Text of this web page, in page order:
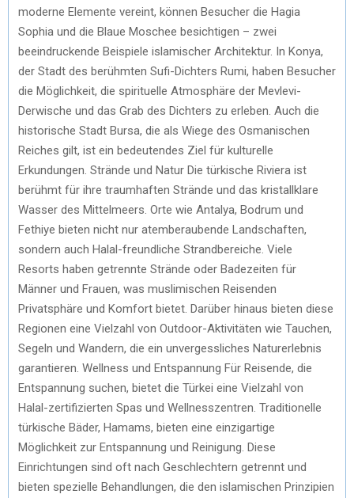
moderne Elemente vereint, können Besucher die Hagia
Sophia und die Blaue Moschee besichtigen – zwei
beeindruckende Beispiele islamischer Architektur. In Konya,
der Stadt des berühmten Sufi-Dichters Rumi, haben Besucher
die Möglichkeit, die spirituelle Atmosphäre der Mevlevi-
Derwische und das Grab des Dichters zu erleben. Auch die
historische Stadt Bursa, die als Wiege des Osmanischen
Reiches gilt, ist ein bedeutendes Ziel für kulturelle
Erkundungen. Strände und Natur Die türkische Riviera ist
berühmt für ihre traumhaften Strände und das kristallklare
Wasser des Mittelmeers. Orte wie Antalya, Bodrum und
Fethiye bieten nicht nur atemberaubende Landschaften,
sondern auch Halal-freundliche Strandbereiche. Viele
Resorts haben getrennte Strände oder Badezeiten für
Männer und Frauen, was muslimischen Reisenden
Privatsphäre und Komfort bietet. Darüber hinaus bieten diese
Regionen eine Vielzahl von Outdoor-Aktivitäten wie Tauchen,
Segeln und Wandern, die ein unvergessliches Naturerlebnis
garantieren. Wellness und Entspannung Für Reisende, die
Entspannung suchen, bietet die Türkei eine Vielzahl von
Halal-zertifizierten Spas und Wellnesszentren. Traditionelle
türkische Bäder, Hamams, bieten eine einzigartige
Möglichkeit zur Entspannung und Reinigung. Diese
Einrichtungen sind oft nach Geschlechtern getrennt und
bieten spezielle Behandlungen, die den islamischen Prinzipien